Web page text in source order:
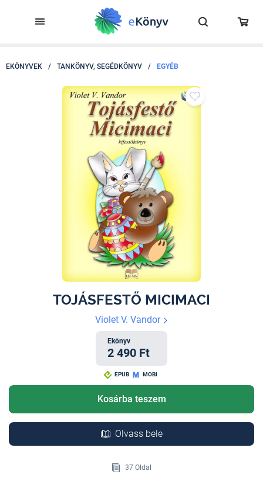
EKÖNYVEK / TANKÖNYV, SEGÉDKÖNYV / EGYÉB
TOJÁSFESTŐ MICIMACI
Violet V. Vandor
Ekönyv
2 490 Ft
EPUB MOBI
Kosárba teszem
Olvass bele
37 Oldal